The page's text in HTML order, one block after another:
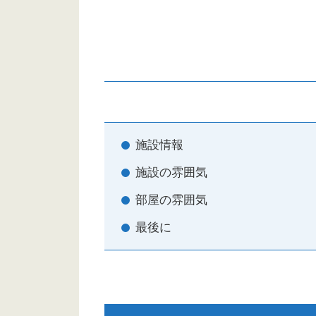
施設情報
施設の雰囲気
部屋の雰囲気
最後に